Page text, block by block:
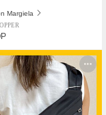
Margiela